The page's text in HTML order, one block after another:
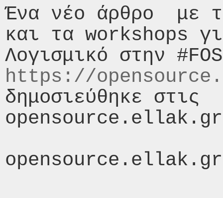
Ένα νέο άρθρο  με
και τα workshops
https://
δημοσιεύθηκε στις